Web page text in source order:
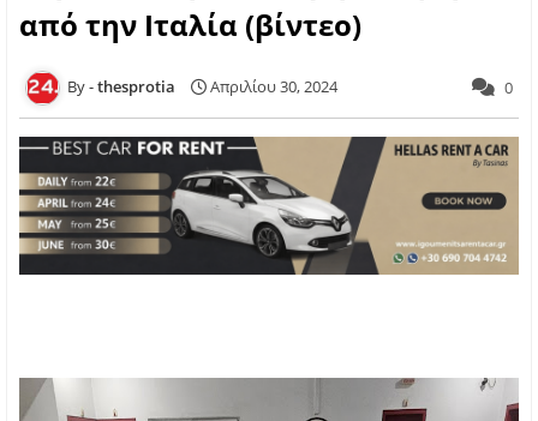
από την Ιταλία (βίντεο)
thesprotia Απριλίου 30, 2024 0